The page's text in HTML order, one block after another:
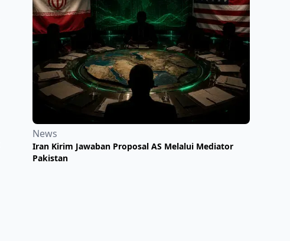
News
Iran Kirim Jawaban Proposal AS Melalui Mediator
Pakistan